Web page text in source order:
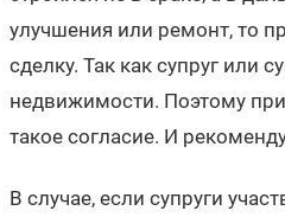
улучшения или ремонт, то
сделку. Так как супруг или
недвижимости. Поэтому
такое согласие. И
В случае, если супруги